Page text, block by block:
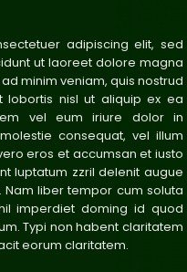
adipiscing elit, sed
ut laoreet dolore magna
minim veniam, quis nostrud
lobortis nisl ut aliquip ex ea
vel eum iriure dolor in
consequat, vel illum
eros et accumsan et iusto
luptatum zzril delenit augue
liber tempor cum soluta
imperdiet doming id quod
Typi non habent claritatem
eorum claritatem.